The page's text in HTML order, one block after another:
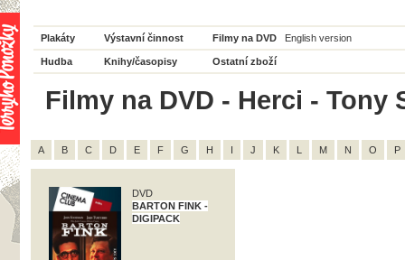
Plakáty Výstavní činnost Filmy na DVD English version
Hudba Knihy/časopisy Ostatní zboží
Filmy na DVD - Herci - Tony
A B C D E F G H I J K L M N O P
DVD
BARTON FINK -
DIGIPACK